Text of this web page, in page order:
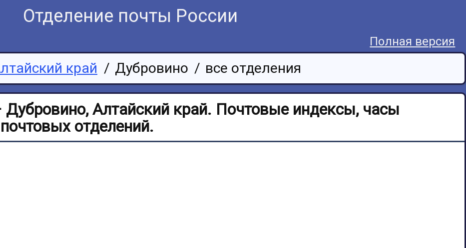
Отделение почты России
Полная версия
край / Дубровино / все отделения
Алтайский край. Почтовые индексы, часы
отделений.